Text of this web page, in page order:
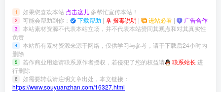
1 如果您喜欢本站 点击这儿 多帮忙宣传本站！
2 可能会帮助到你： 下载帮助 | 报毒说明 | 进站必看 | 广告合作
3
本站素材资源不代表本站立场，并不代表本站赞同其观点和对其真实性
负责
4
本站所有素材资源来源于网络，仅供学习与参考，请于下载后24小时内
删除
5 若作商业用途请联系原作者授权，若侵犯了您的权益请 联系站长 进
行删除
6
如需要转载请注明文章出处，本文链接：
https://www.souyuanzhan.com/16327.html